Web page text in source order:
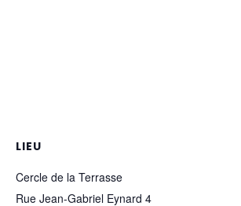
LIEU
Cercle de la Terrasse
Rue Jean-Gabriel Eynard 4